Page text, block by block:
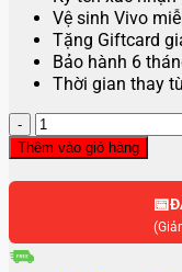
Vệ sinh Vivo
Tặng Giftcard
Bảo hành 6
Thời gian thay
Thay
pin
Vivo
Y36
Thêm vào giỏ hàng
📅